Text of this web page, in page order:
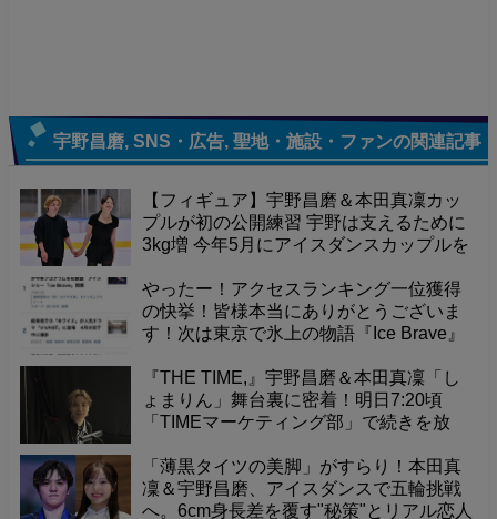
宇野昌磨, SNS・広告, 聖地・施設・ファンの関連記事
【フィギュア】宇野昌磨＆本田真凜カッ
プルが初の公開練習 宇野は支えるために
3kg増 今年5月にアイスダンスカップルを
た。息の合ったターンやツイズルの連続
技を披露したほか、「クリムキン
やったー！アクセスランキング一位獲得
の快挙！皆様本当にありがとうございま
す！次は東京で氷上の物語『Ice Brave』
『THE TIME,』宇野昌磨＆本田真凜「し
ょまりん」舞台裏に密着！明日7:20頃
「TIMEマーケティング部」で続きを放
「薄黒タイツの美脚」がすらり！本田真
凜＆宇野昌磨、アイスダンスで五輪挑戦
へ。6cm身長差を覆す"秘策"とリアル恋人